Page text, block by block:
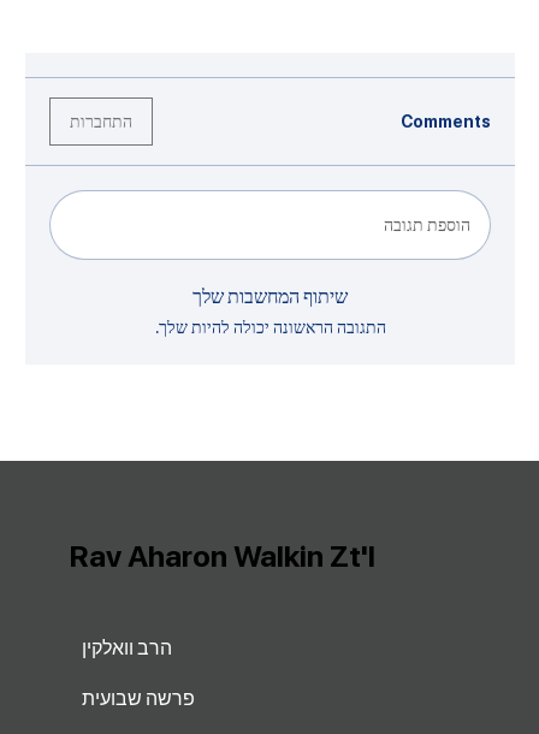
Comments התחברות
הוספת תגובה
שיתוף המחשבות שלך
התגובה הראשונה יכולה להיות שלך.
הרב וואלקין
פרשה שבועית
Rav Aharon Walkin Zt'l